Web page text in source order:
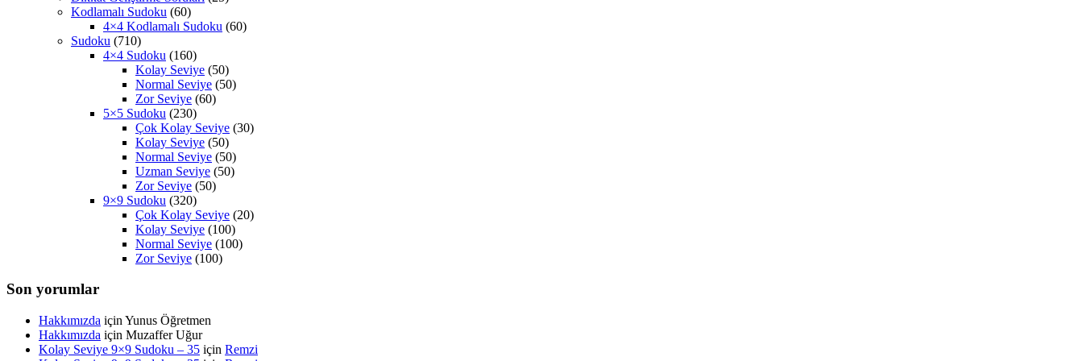
Kodlamalı Sudoku (60)
4×4 Kodlamalı Sudoku (60)
Sudoku (710)
4×4 Sudoku (160)
Kolay Seviye (50)
Normal Seviye (50)
Zor Seviye (60)
5×5 Sudoku (230)
Çok Kolay Seviye (30)
Kolay Seviye (50)
Normal Seviye (50)
Uzman Seviye (50)
Zor Seviye (50)
9×9 Sudoku (320)
Çok Kolay Seviye (20)
Kolay Seviye (100)
Normal Seviye (100)
Zor Seviye (100)
Son yorumlar
Hakkımızda için Yunus Öğretmen
Hakkımızda için Muzaffer Uğur
Kolay Seviye 9×9 Sudoku – 35 için Remzi